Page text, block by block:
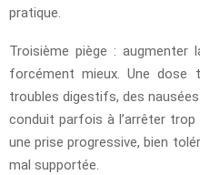
pratique.
Troisième piège : augmenter
forcément mieux. Une dose
troubles digestifs, des
conduit parfois à l’arrêter
une prise progressive, bien
mal supportée.